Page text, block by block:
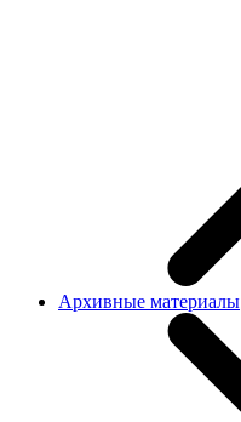
Архивные материалы